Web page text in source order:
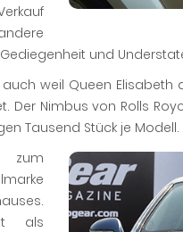
und
weil Queen
Der Nimbus von Rolls
Tausend Stück je Modell.
zum
als